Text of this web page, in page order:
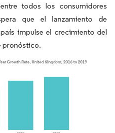
todos los consumidores
que el lanzamiento de
impulse el crecimiento del
pronóstico.